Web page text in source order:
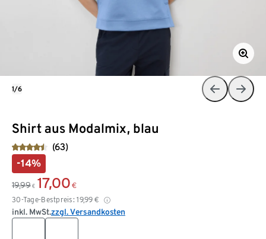
Shirt aus Modalmix, blau
(63)
-14%
19,99 € 17,00 €
30-Tage-Bestpreis: 19,99 €
inkl. MwSt.zzgl. Versandkosten
1/6